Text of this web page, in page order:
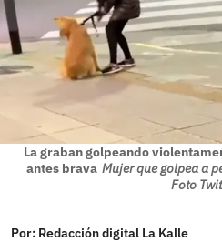
La graban golpeando
antes brava Mujer que golpea a
Foto
Por: Redacción digital La Kalle